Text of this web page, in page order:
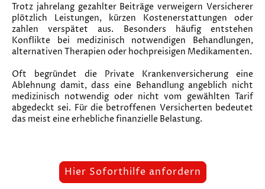
Trotz jahrelang gezahlter Beiträge verweigern Versicherer
plötzlich Leistungen, kürzen Kostenerstattungen oder
zahlen verspätet aus. Besonders häufig entstehen
Konflikte bei medizinisch notwendigen Behandlungen,
alternativen Therapien oder hochpreisigen Medikamenten.
Oft begründet die Private Krankenversicherung eine
Ablehnung damit, dass eine Behandlung angeblich nicht
medizinisch notwendig oder nicht vom gewählten Tarif
abgedeckt sei. Für die betroffenen Versicherten bedeutet
das meist eine erhebliche finanzielle Belastung.
Hier Soforthilfe anfordern